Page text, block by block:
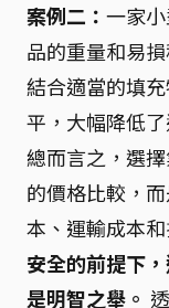
案例二： 一家
品的重量和易
結合適當的填
平，大幅降低
總而言之，選
的價格比較，
本、運輸成本
安全的前提下
是明智之舉。